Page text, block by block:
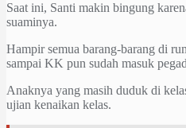
Saat ini, Santi makin bingung
suaminya.
Hampir semua barang-barang di
sampai KK pun sudah masuk
Anaknya yang masih duduk di
ujian kenaikan kelas.